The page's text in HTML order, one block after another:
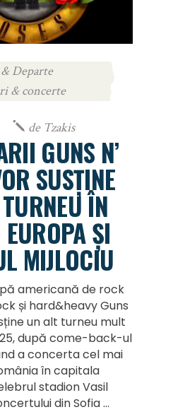
Departe
& concerte
de Tzakis
GUNS N’
SUSȚINE
ÎN
ȘI
MIJLOCIU
americană de rock
și hard&heavy Guns
un alt turneu mult
după come-back-ul
a concerta cel mai
în capitala
stadion Vasil
din Sofia